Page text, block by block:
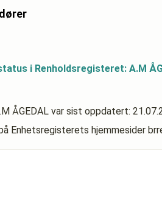
i Renholdsregisteret: A.M
ÅGEDAL var sist oppdatert:
Enhetsregisterets hjemmesider